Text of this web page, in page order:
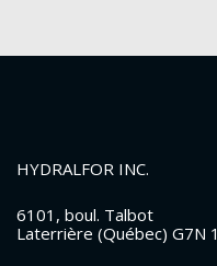
HYDRALFOR INC.
6101, boul. Talbot
Laterrière (Québec) G7N